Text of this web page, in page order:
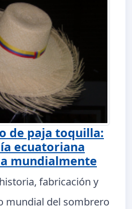
de paja toquilla:
ecuatoriana
mundialmente
fabricación y
mundial del sombrero